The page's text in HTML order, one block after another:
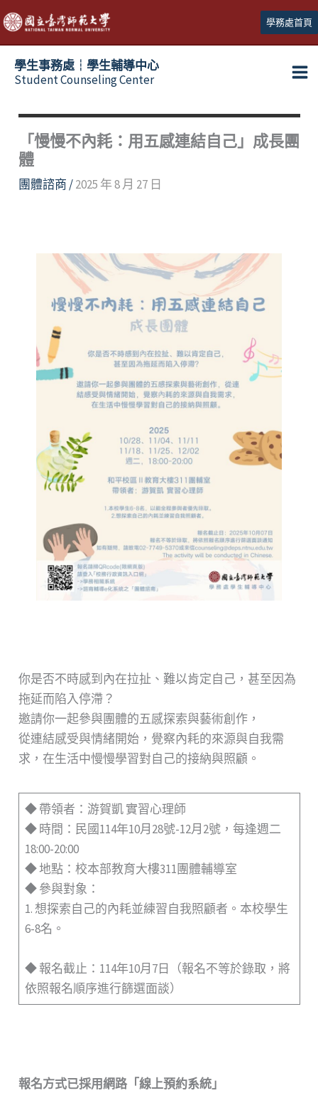
跳
至
主
學務處首頁
學生事務處┆學生輔導中心
Student Counseling Center
「慢慢不內耗：用五感連結自己」成長團
體
團體諮商 /2025 年 8 月 27 日
你是否不時感到內在拉扯、難以肯定自己，甚至因為
拖延而陷入停滯？
邀請你一起參與團體的五感探索與藝術創作，
從連結感受與情緒開始，覺察內耗的來源與自我需
求，在生活中慢慢學習對自己的接納與照顧。
◆ 帶領者：游賀凱 實習心理師
◆ 時間：民國114年10月28號-12月2號，每逢週二
18:00-20:00
◆ 地點：校本部教育大樓311團體輔導室
◆ 參與對象：
1. 想探索自己的內耗並練習自我照顧者。本校學生
6-8名。
◆ 報名截止：114年10月7日（報名不等於錄取，將
依照報名順序進行篩選面談）
報名方式已採用網路「線上預約系統」